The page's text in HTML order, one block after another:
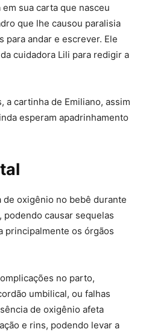
em sua carta que nasceu
que lhe causou paralisia
andar e escrever. Ele
cuidadora Lili para redigir a
a cartinha de Emiliano, assim
esperam apadrinhamento
de oxigênio no bebê durante
causar sequelas
principalmente os órgãos
no parto,
umbilical, ou falhas
de oxigênio afeta
e rins, podendo levar a